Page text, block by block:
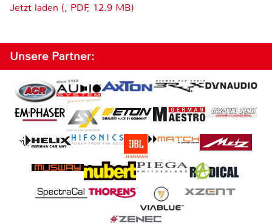
Jetzt laden (, PDF, 12.9 MB)
Unsere Partner: